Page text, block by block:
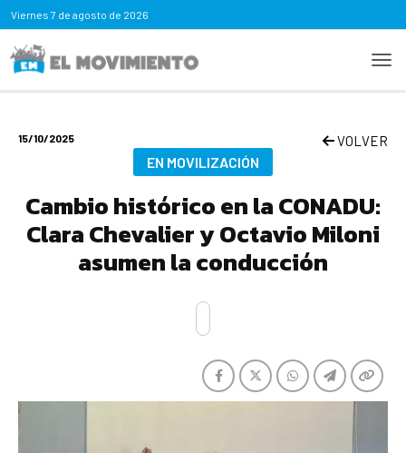
Viernes 7 de agosto de 2026
15/10/2025 VOLVER
EN MOVILIZACIÓN
Cambio histórico en la CONADU:
Clara Chevalier y Octavio Miloni
asumen la conducción